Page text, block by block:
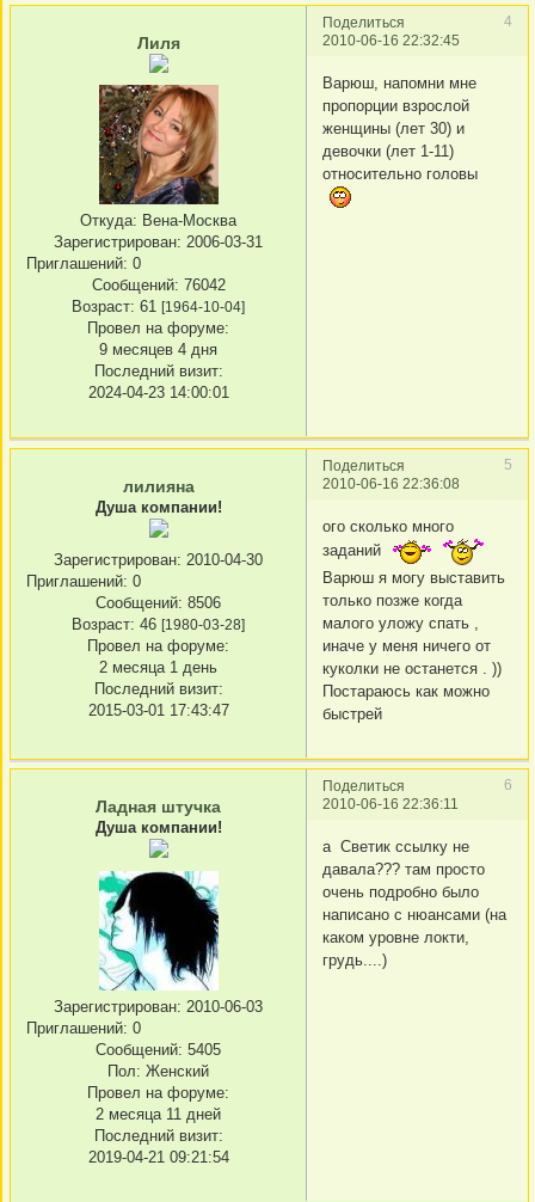
Поделиться
4
2010-06-16 22:32:45
Лиля
Откуда: Вена-Москва
Зарегистрирован: 2006-03-31
Приглашений: 0
Сообщений: 76042
Возраст: 61 [1964-10-04]
Провел на форуме:
9 месяцев 4 дня
Последний визит:
2024-04-23 14:00:01
Варюш, напомни мне
пропорции взрослой
женщины (лет 30) и
девочки (лет 1-11)
относительно головы
Поделиться
5
2010-06-16 22:36:08
лилияна
Душа компании!
Зарегистрирован: 2010-04-30
Приглашений: 0
Сообщений: 8506
Возраст: 46 [1980-03-28]
Провел на форуме:
2 месяца 1 день
Последний визит:
2015-03-01 17:43:47
ого сколько много
заданий
Варюш я могу выставить
только позже когда
малого уложу спать ,
иначе у меня ничего от
куколки не останется . ))
Постараюсь как можно
быстрей
Поделиться
6
2010-06-16 22:36:11
Ладная штучка
Душа компании!
Зарегистрирован: 2010-06-03
Приглашений: 0
Сообщений: 5405
Пол: Женский
Провел на форуме:
2 месяца 11 дней
Последний визит:
2019-04-21 09:21:54
а Светик ссылку не
давала??? там просто
очень подробно было
написано с нюансами (на
каком уровне локти,
грудь....)